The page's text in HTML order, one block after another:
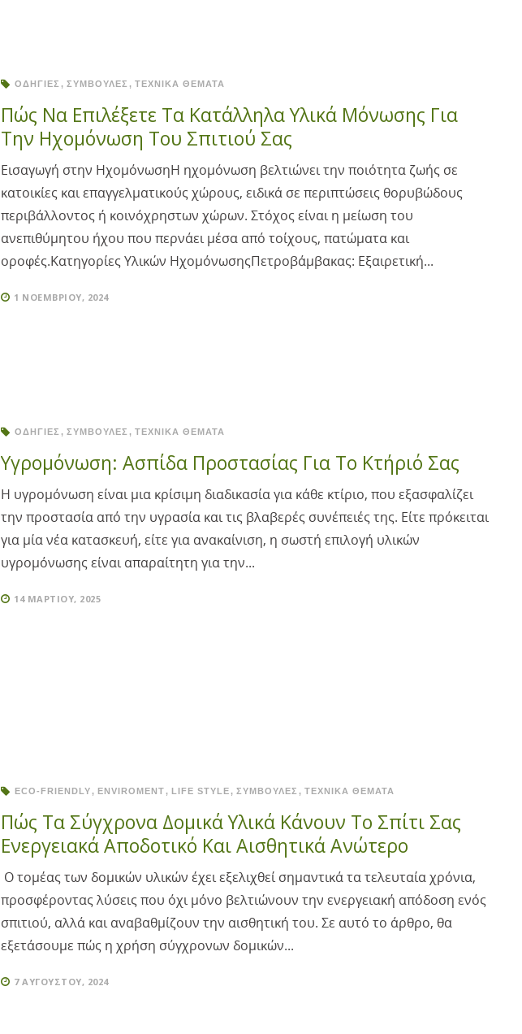
ΟΔΗΓΊΕΣ ΣΥΜΒΟΥΛΈΣ ΤΕΧΝΙΚΆ ΘΈΜΑΤΑ
Πώς Να Επιλέξετε Τα Κατάλληλα Υλικά Μόνωσης Για
Την Ηχομόνωση Του Σπιτιού Σας
Εισαγωγή στην ΗχομόνωσηΗ ηχομόνωση βελτιώνει την ποιότητα ζωής σε
κατοικίες και επαγγελματικούς χώρους, ειδικά σε περιπτώσεις θορυβώδους
περιβάλλοντος ή κοινόχρηστων χώρων. Στόχος είναι η μείωση του
ανεπιθύμητου ήχου που περνάει μέσα από τοίχους, πατώματα και
οροφές.Κατηγορίες Υλικών ΗχομόνωσηςΠετροβάμβακας: Εξαιρετική...
1 ΝΟΕΜΒΡΊΟΥ, 2024
ΟΔΗΓΊΕΣ ΣΥΜΒΟΥΛΈΣ ΤΕΧΝΙΚΆ ΘΈΜΑΤΑ
Υγρομόνωση: Ασπίδα Προστασίας Για Το Κτήριό Σας
Η υγρομόνωση είναι μια κρίσιμη διαδικασία για κάθε κτίριο, που εξασφαλίζει
την προστασία από την υγρασία και τις βλαβερές συνέπειές της. Είτε πρόκειται
για μία νέα κατασκευή, είτε για ανακαίνιση, η σωστή επιλογή υλικών
υγρομόνωσης είναι απαραίτητη για την...
14 ΜΑΡΤΊΟΥ, 2025
ECO-FRIENDLY ENVIROMENT LIFE STYLE ΣΥΜΒΟΥΛΈΣ ΤΕΧΝΙΚΆ ΘΈΜΑΤΑ
Πώς Τα Σύγχρονα Δομικά Υλικά Κάνουν Το Σπίτι Σας
Ενεργειακά Αποδοτικό Και Αισθητικά Ανώτερο
Ο τομέας των δομικών υλικών έχει εξελιχθεί σημαντικά τα τελευταία χρόνια,
προσφέροντας λύσεις που όχι μόνο βελτιώνουν την ενεργειακή απόδοση ενός
σπιτιού, αλλά και αναβαθμίζουν την αισθητική του. Σε αυτό το άρθρο, θα
εξετάσουμε πώς η χρήση σύγχρονων δομικών...
7 ΑΥΓΟΎΣΤΟΥ, 2024